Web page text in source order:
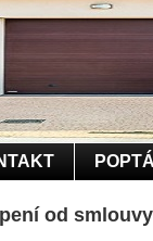
od smlouvy